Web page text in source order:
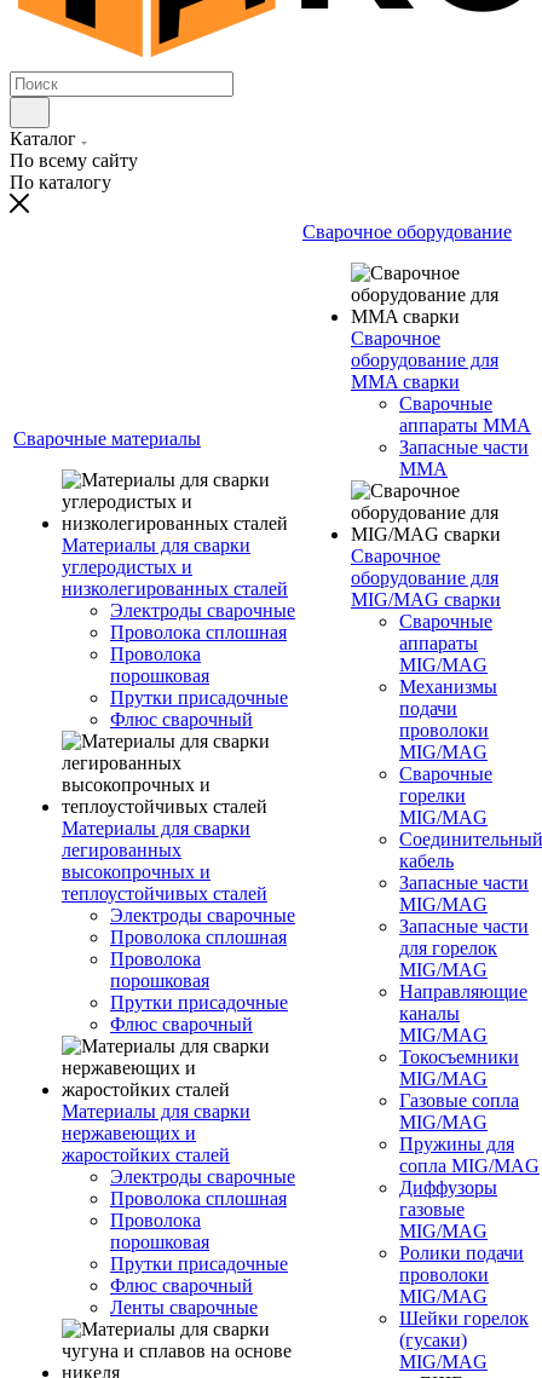
Каталог
По всему сайту
По каталогу
Сварочные материалы
Материалы для сварки
углеродистых и
низколегированных сталей
Электроды сварочные
Проволока сплошная
Проволока
порошковая
Прутки присадочные
Флюс сварочный
Материалы для сварки
легированных
высокопрочных и
теплоустойчивых сталей
Электроды сварочные
Проволока сплошная
Проволока
порошковая
Прутки присадочные
Флюс сварочный
Материалы для сварки
нержавеющих и
жаростойких сталей
Электроды сварочные
Проволока сплошная
Проволока
порошковая
Прутки присадочные
Флюс сварочный
Ленты сварочные
Сварочное оборудование
Сварочное
оборудование для
MMA сварки
Сварочные
аппараты MMA
Запасные части
MMA
Сварочное
оборудование для
MIG/MAG сварки
Сварочные
аппараты
MIG/MAG
Механизмы
подачи
проволоки
MIG/MAG
Сварочные
горелки
MIG/MAG
Соединительный
кабель
Запасные части
MIG/MAG
Запасные части
для горелок
MIG/MAG
Направляющие
каналы
MIG/MAG
Токосъемники
MIG/MAG
Газовые сопла
MIG/MAG
Пружины для
сопла MIG/MAG
Диффузоры
газовые
MIG/MAG
Ролики подачи
проволоки
MIG/MAG
Шейки горелок
(гусаки)
MIG/MAG